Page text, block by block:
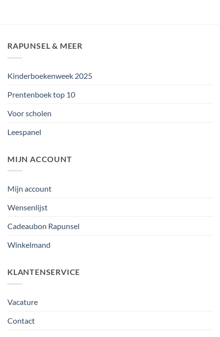
RAPUNSEL & MEER
Kinderboekenweek 2025
Prentenboek top 10
Voor scholen
Leespanel
MIJN ACCOUNT
Mijn account
Wensenlijst
Cadeaubon Rapunsel
Winkelmand
KLANTENSERVICE
Vacature
Contact